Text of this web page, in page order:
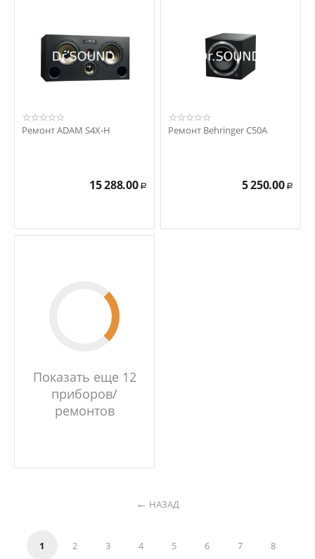
Ремонт ADAM S4X-H
15 288.00 Р
Ремонт Behringer C50A
5 250.00 Р
Показать еще 12
приборов/
ремонтов
НАЗАД
1 2 3 4 5 6 7 8